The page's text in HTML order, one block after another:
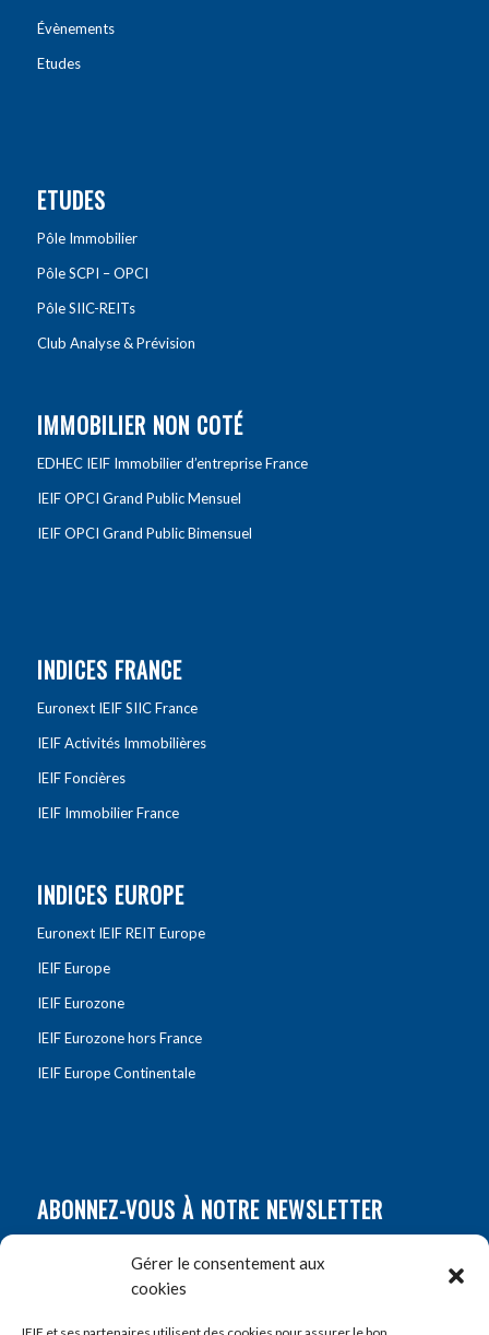
Gérer le consentement aux
cookies
Évènements
Etudes
ETUDES
Pôle Immobilier
Pôle SCPI – OPCI
Pôle SIIC-REITs
Club Analyse & Prévision
IMMOBILIER NON COTÉ
EDHEC IEIF Immobilier d’entreprise France
IEIF OPCI Grand Public Mensuel
IEIF OPCI Grand Public Bimensuel
INDICES FRANCE
Euronext IEIF SIIC France
IEIF Activités Immobilières
IEIF Foncières
IEIF Immobilier France
INDICES EUROPE
Euronext IEIF REIT Europe
IEIF Europe
IEIF Eurozone
IEIF Eurozone hors France
IEIF Europe Continentale
ABONNEZ-VOUS À NOTRE NEWSLETTER
Prénom*